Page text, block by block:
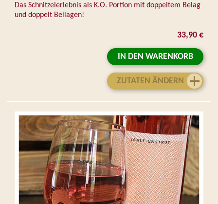
Das Schnitzelerlebnis als K.O. Portion mit doppeltem Belag
und doppelt Beilagen!
33,90 €
IN DEN WARENKORB
ZUTATEN ÄNDERN